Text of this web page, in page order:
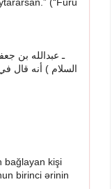
ـ عبدالله بن
السلام ) أنه قال
bağlayan kişi
birinci ərinin